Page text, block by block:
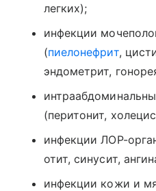
легких);
инфекции
(пиелонефрит,
эндометрит,
(перитонит,
инфекции ЛОР-
отит, синусит,
инфекции кожи и